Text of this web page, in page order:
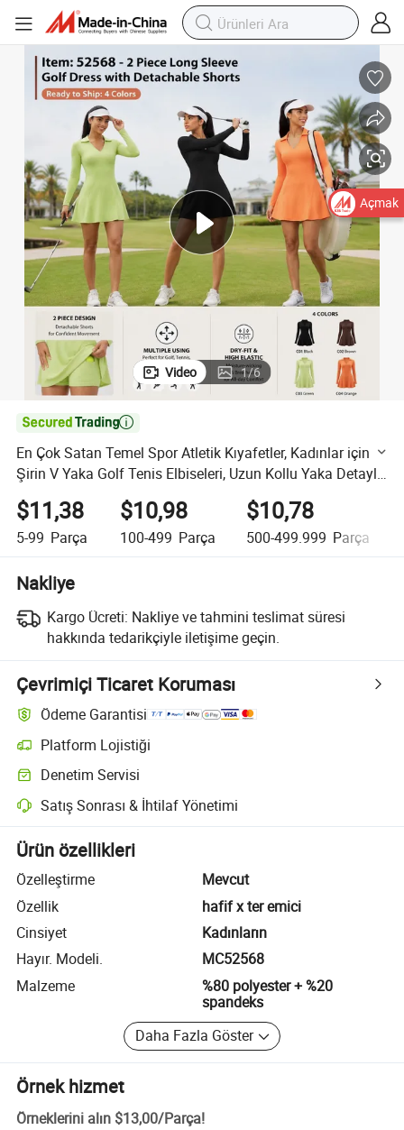
Elbiseleri, Uzun Kollu Yaka Detaylı Spor Elbise, Akışkan Etek -
En Çok Satan Temel Spor Atletik Kıyafetler, Kadınlar için Şirin V Yaka
Video 1/6

En Çok Satan Temel Spor Atletik Kıyafetler, Kadınlar için
Şirin V Yaka Golf Tenis Elbiseleri, Uzun Kollu Yaka Detaylı
Spor Elbise, Akışkan Etek - Şortsuz
$11,38
5-99 Parça
$10,98
100-499 Parça
$10,78
500-499.999 Parça
Nakliye
Kargo Ücreti: Nakliye ve tahmini teslimat süresi
hakkında tedarikçiyle iletişime geçin.
Çevrimiçi Ticaret Koruması
Ödeme Garantisi
Platform Lojistiği
Platform destekli lojistik ile daha net gönderi takibi
Denetim Servisi
Seçime bağlı ön sevkiyat denetimi kalite ve miktar kontrolleri için
Satış Sonrası & İhtilaf Yönetimi
Platform destekli uyuşmazlık çözümü, uygun olduğunda iade veya
Ürün özellikleri
Özelleştirme
Mevcut
Özellik
hafif x ter emici
Cinsiyet
Kadınların
Hayır. Modeli.
MC52568
Malzeme
%80 polyester + %20
spandeks
Daha Fazla Göster
Örnek hizmet
Örneklerini alın $13,00/Parça!
Açmak